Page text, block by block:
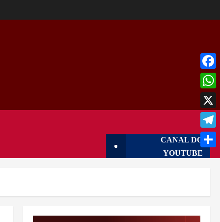
CANAL DO
YOUTUBE
X